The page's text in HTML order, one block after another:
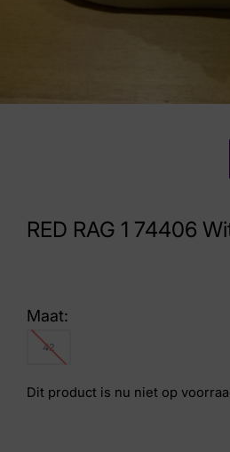
RED RAG 1 74406
Maat:
42
Dit product is nu niet op